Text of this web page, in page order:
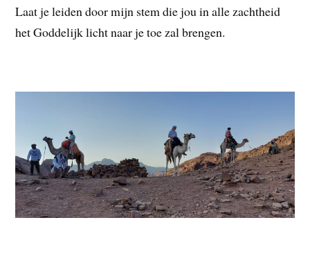
Laat je leiden door mijn stem die jou in alle zachtheid
het Goddelijk licht naar je toe zal brengen.